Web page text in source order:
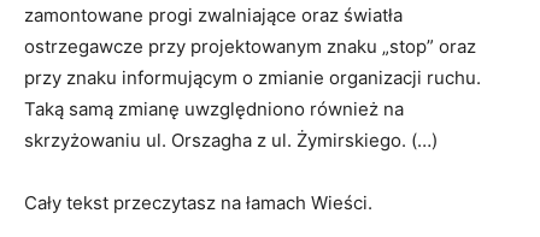
zamontowane progi zwalniające oraz światła
ostrzegawcze przy projektowanym znaku „stop” oraz
przy znaku informującym o zmianie organizacji ruchu.
Taką samą zmianę uwzględniono również na
skrzyżowaniu ul. Orszagha z ul. Żymirskiego. (…)
Cały tekst przeczytasz na łamach Wieści.